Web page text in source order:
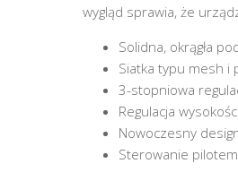
wygląd sprawia, że
Solidna, okrągła
Siatka typu mesh i
3-stopniowa
Regulacja
Nowoczesny
Sterowanie